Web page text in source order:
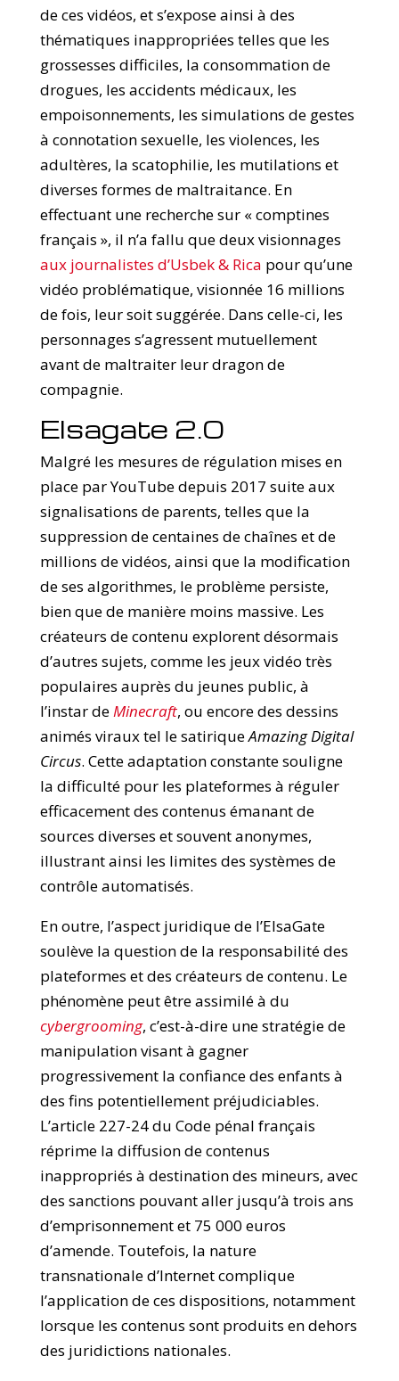
de ces vidéos, et s’expose ainsi à des
thématiques inappropriées telles que les
grossesses difficiles, la consommation de
drogues, les accidents médicaux, les
empoisonnements, les simulations de gestes
à connotation sexuelle, les violences, les
adultères, la scatophilie, les mutilations et
diverses formes de maltraitance. En
effectuant une recherche sur « comptines
français », il n’a fallu que deux visionnages
aux journalistes d’Usbek & Rica pour qu’une
vidéo problématique, visionnée 16 millions
de fois, leur soit suggérée. Dans celle-ci, les
personnages s’agressent mutuellement
avant de maltraiter leur dragon de
compagnie.
Elsagate 2.0
Malgré les mesures de régulation mises en
place par YouTube depuis 2017 suite aux
signalisations de parents, telles que la
suppression de centaines de chaînes et de
millions de vidéos, ainsi que la modification
de ses algorithmes, le problème persiste,
bien que de manière moins massive. Les
créateurs de contenu explorent désormais
d’autres sujets, comme les jeux vidéo très
populaires auprès du jeunes public, à
l’instar deMinecraft, ou encore des dessins
animés viraux tel le satiriqueAmazing Digital
Circus. Cette adaptation constante souligne
la difficulté pour les plateformes à réguler
efficacement des contenus émanant de
sources diverses et souvent anonymes,
illustrant ainsi les limites des systèmes de
contrôle automatisés.
En outre, l’aspect juridique de l’ElsaGate
soulève la question de la responsabilité des
plateformes et des créateurs de contenu. Le
phénomène peut être assimilé à du
cybergrooming, c’est-à-dire une stratégie de
manipulation visant à gagner
progressivement la confiance des enfants à
des fins potentiellement préjudiciables.
L’article 227-24 du Code pénal français
réprime la diffusion de contenus
inappropriés à destination des mineurs, avec
des sanctions pouvant aller jusqu’à trois ans
d’emprisonnement et 75 000 euros
d’amende. Toutefois, la nature
transnationale d’Internet complique
l’application de ces dispositions, notamment
lorsque les contenus sont produits en dehors
des juridictions nationales.